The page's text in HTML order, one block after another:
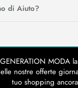
di Aiuto?
MODA
nostre offerte
tuo shopping